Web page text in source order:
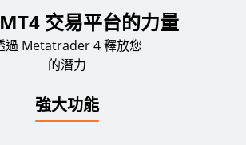
交易平台的力量
過 Metatrader 4 釋放您
的潛力
強大功能